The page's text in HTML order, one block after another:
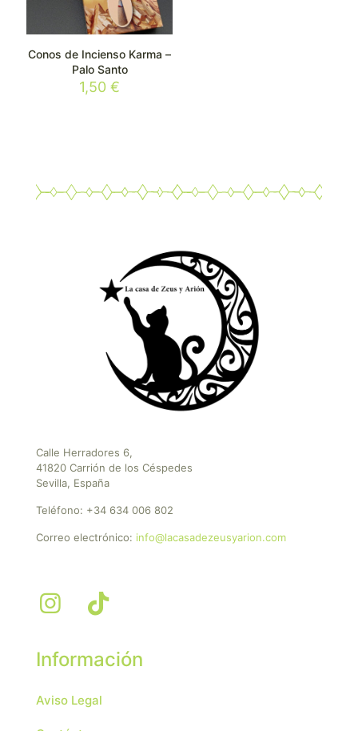
Conos de Incienso Karma –
Palo Santo
1,50€
Calle Herradores 6,
41820 Carrión de los Céspedes
Sevilla, España
Teléfono: +34 634 006 802
Correo electrónico: info@lacasadezeusyarion.com
Información
Aviso Legal